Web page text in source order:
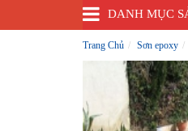
DANH MỤC
Trang Chủ Sơn epoxy